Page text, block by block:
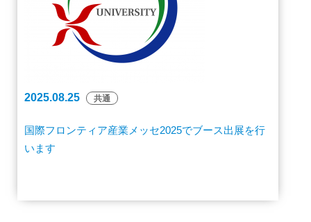
2025.08.25 共通
国際フロンティア産業メッセ2025でブース出展を行
います